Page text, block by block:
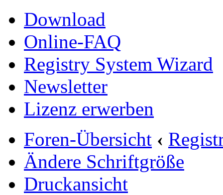
Download
Online-FAQ
Registry System Wizard
Newsletter
Lizenz erwerben
Foren-Übersicht ‹
Ändere Schriftgröße
Druckansicht